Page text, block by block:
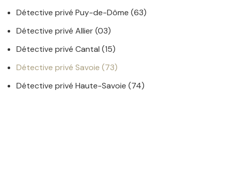
Détective privé Puy-de-Dôme (63)
Détective privé Allier (03)
Détective privé Cantal (15)
Détective privé Savoie (73)
Détective privé Haute-Savoie (74)